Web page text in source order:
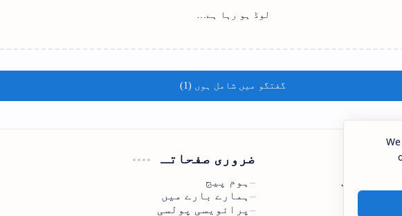
لوڈ ہو رہا ہے…
گفتگو میں شامل ہوں (1)
گــروپ
ضروری صفحاتـ
ہوم پیج
ہمارے بارے میں
پرائویسی پولسی